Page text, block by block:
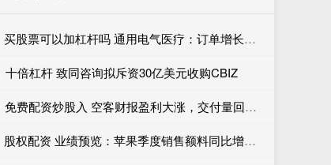
买股票可以加杠杆吗 通用电气医疗：订单增长、市场需求旺盛拉动营收走高
十倍杠杆 致同咨询拟斥资30亿美元收购CBIZ
免费配资炒股入 空客财报盈利大涨，交付量回暖提振全年业绩信心
股权配资 业绩预览：苹果季度销售额料同比增长16% 主要贡献来自iPhone